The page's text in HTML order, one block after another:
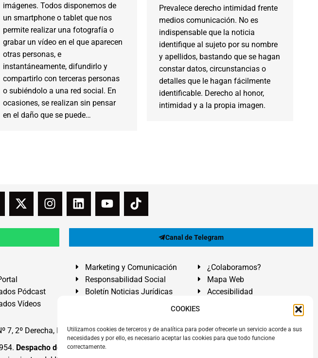
COOKIES
Utilizamos cookies de terceros y de analítica para poder ofrecerle un servicio acorde a sus
necesidades y por ello, es necesario aceptar las cookies para que todo funcione
correctamente.
imágenes. Todos disponemos de
un smartphone o tablet que nos
permite realizar una fotografía o
grabar un vídeo en el que aparecen
otras personas, e
instantáneamente, difundirlo y
compartirlo con terceras personas
o subiéndolo a una red social. En
ocasiones, se realizan sin pensar
en el daño que se puede…
Prevalece derecho intimidad frente
medios comunicación. No es
indispensable que la noticia
identifique al sujeto por su nombre
y apellidos, bastando que se hagan
constar datos, circunstancias o
detalles que le hagan fácilmente
identificable. Derecho al honor,
intimidad y a la propia imagen.
Canal de Telegram
Pódcast
Vídeos
Marketing y Comunicación
Responsabilidad Social
Boletín Noticias Jurídicas
¿Colaboramos?
Mapa Web
Accesibilidad
7, 2º Derecha, El Médano, Granadilla de Abona, Santa Cruz de Tenerife. Islas Canarias.
Despacho de Abogados El Médano